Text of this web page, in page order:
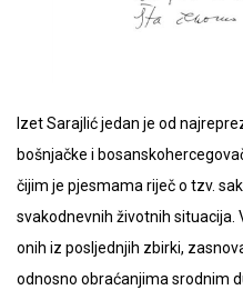
Izet Sarajlić jedan je od
bošnjačke i
čijim je pjesmama riječ o tzv.
svakodnevnih životnih situacija.
onih iz posljednjih zbirki,
odnosno obraćanjima srodnim